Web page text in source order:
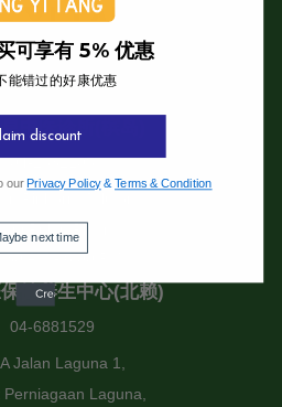
全息中医诊所
中医诊所(槟岛)
04-2832108
Pulau Pinang.
AM - 6:00 PM
健养生中心(北赖)
04-6881529
Jalan Laguna 1,
Perniagaan Laguna,
可享有 5% 优惠
能错过的好康优惠
discount
our Privacy Policy&Terms & Condition
next time